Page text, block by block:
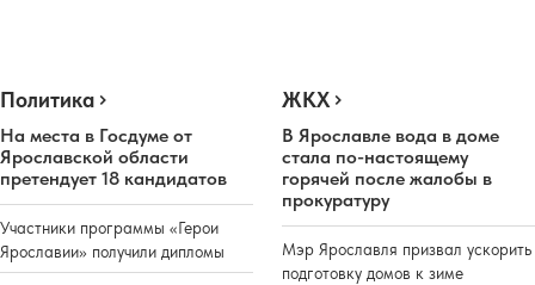
Политика
На места в Госдуме от
Ярославской области
претендует 18 кандидатов
Участники программы «Герои
Ярославии» получили дипломы
ЖКХ
В Ярославле вода в доме
стала по-настоящему
горячей после жалобы в
прокуратуру
Мэр Ярославля призвал ускорить
подготовку домов к зиме